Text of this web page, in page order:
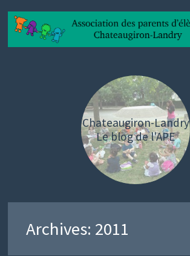
Chateaugiron-Landry
Le blog de l'APE
SKIP
Archives: 2011